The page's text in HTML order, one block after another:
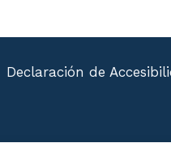
Declaración de